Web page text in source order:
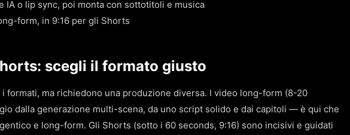
IA o lip sync, poi monta con sottotitoli e musica
form, in 9:16 per gli Shorts
scegli il formato giusto
formati, ma richiedono una produzione diversa. I video long-form (8-20
dalla generazione multi-scena, da uno script solido e dai capitoli — è qui che
e long-form. Gli Shorts (sotto i 60 seconds, 9:16) sono incisivi e guidati